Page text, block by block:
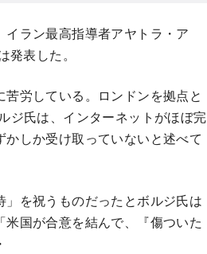
ラン最高指導者アヤトラ・ア
表した。
労している。ロンドンを拠点と
ジ氏は、インターネットがほぼ完
しか受け取っていないと述べて
を祝うものだったとボルジ氏は
国が合意を結んで、『傷ついた